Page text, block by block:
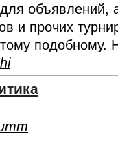
объявлений,
и прочих
подобному.